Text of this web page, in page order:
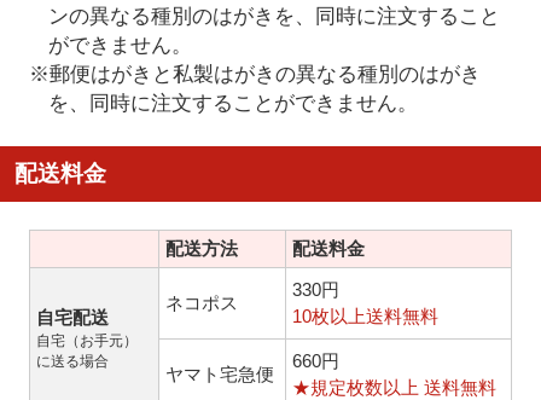
ンの異なる種別のはがきを、同時に注文すること
ができません。
※郵便はがきと私製はがきの異なる種別のはがき
を、同時に注文することができません。
配送料金
配送方法 配送料金
自宅配送
自宅（お手元）
に送る場合
ネコポス
330円
10枚以上送料無料
ヤマト宅急便
660円
★規定枚数以上 送料無料